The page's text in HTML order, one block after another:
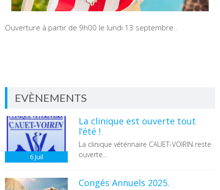
Ouverture à partir de 9h00 le lundi 13 septembre .
EVÈNEMENTS
6Juil
La clinique est ouverte tout
l’été !
La clinique vétérinaire CAUET-VOIRIN reste
ouverte...
Congés Annuels 2025.